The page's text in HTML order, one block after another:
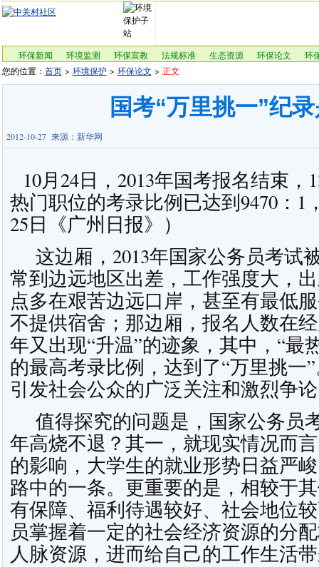
环保新闻 环境监测 环保宣教 法规标准 生态资源 环保论文
环
您的位置： 首页> 环境保护> 环保论文 > 正文
国考“万里挑一”纪
2012-10-27 来源：新华网
10月24日，2013年国考报名结束
热门职位的考录比例已达到9470：1
25日《广州日报》）
这边厢，2013年国家公务员考试
常到边远地区出差，工作强度大，
点多在艰苦边远口岸，甚至有最低
不提供宿舍；那边厢，报名人数在
年又出现“升温”的迹象，其中，“最
的最高考录比例，达到了“万里挑一
引发社会公众的广泛关注和激烈争
值得探究的问题是，国家公务员
年高烧不退？其一，就现实情况而
的影响，大学生的就业形势日益严
路中的一条。更重要的是，相较于
有保障、福利待遇较好、社会地位
员掌握着一定的社会经济资源的分
人脉资源，进而给自己的工作生活